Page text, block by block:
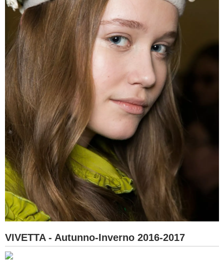
VIVETTA - Autunno-Inverno 2016-2017